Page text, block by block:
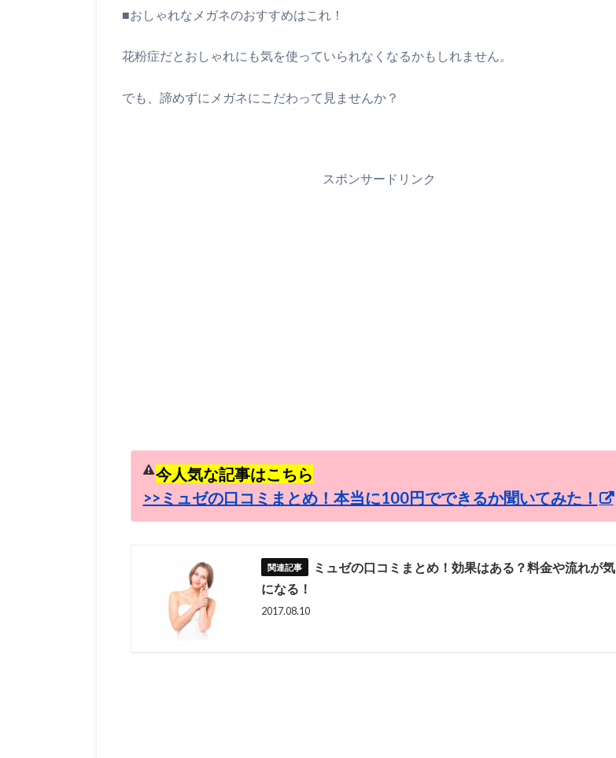
■おしゃれなメガネのおすすめはこれ！
花粉症だとおしゃれにも気を使っていられなくなるかもしれません。
でも、諦めずにメガネにこだわって見ませんか？
スポンサードリンク
今人気な記事はこちら
>>ミュゼの口コミまとめ！本当に100円でできるか聞いてみた！
ミュゼの口コミまとめ！効果はある？料金や流れが気
になる！
2017.08.10